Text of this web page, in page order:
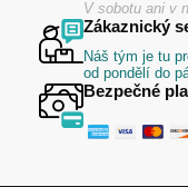
V sobotu ani v
Zákaznický
Náš tým je tu
od pondělí do
Bezpečné